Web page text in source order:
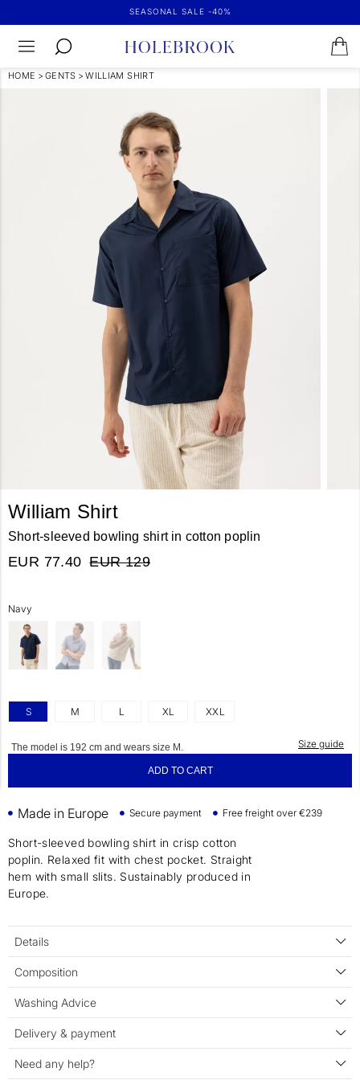
SEASONAL SALE -40%
HOME > GENTS > WILLIAM SHIRT
William Shirt
Short-sleeved bowling shirt in cotton poplin
EUR 77.40 EUR 129
Navy
S M L XL XXL
Size guide
The model is 192 cm and wears size M.
ADD TO CART
Made in Europe Secure payment Free freight over €239
Short-sleeved bowling shirt in crisp cotton
poplin. Relaxed fit with chest pocket. Straight
hem with small slits. Sustainably produced in
Europe.
Details
Composition
Washing Advice
Delivery & payment
Need any help?